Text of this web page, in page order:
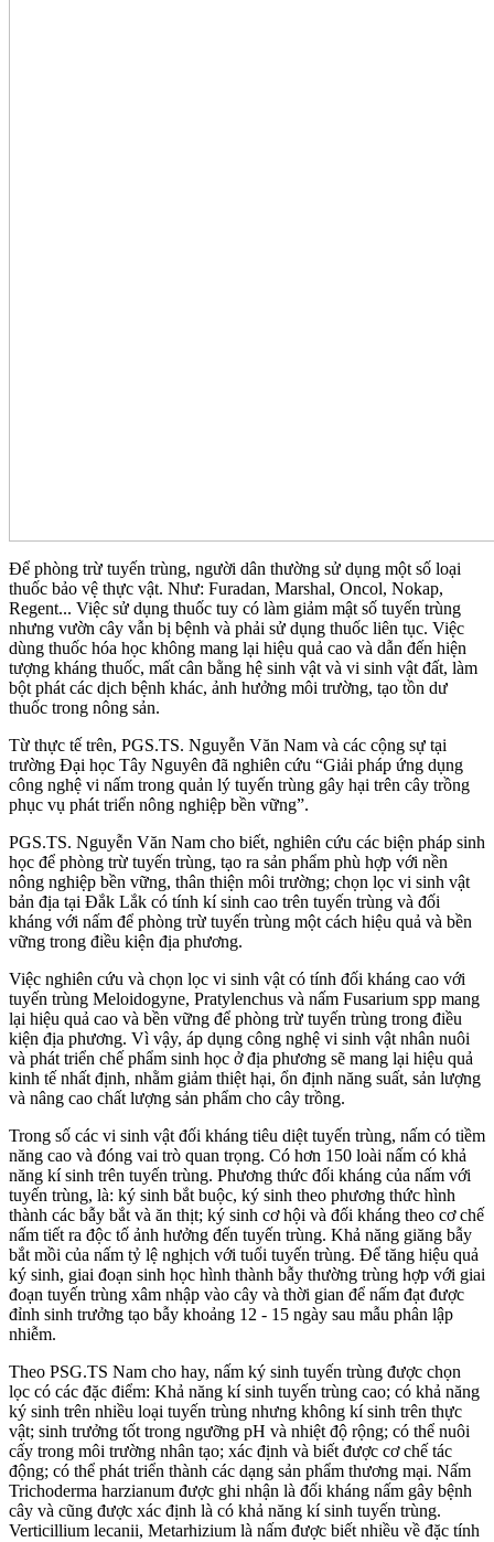
Để phòng trừ tuyến trùng, người dân thường sử dụng một số loại
thuốc bảo vệ thực vật. Như: Furadan, Marshal, Oncol, Nokap,
Regent... Việc sử dụng thuốc tuy có làm giảm mật số tuyến trùng
nhưng vườn cây vẫn bị bệnh và phải sử dụng thuốc liên tục. Việc
dùng thuốc hóa học không mang lại hiệu quả cao và dẫn đến hiện
tượng kháng thuốc, mất cân bằng hệ sinh vật và vi sinh vật đất, làm
bột phát các dịch bệnh khác, ảnh hưởng môi trường, tạo tồn dư
thuốc trong nông sản.
Từ thực tế trên, PGS.TS. Nguyễn Văn Nam và các cộng sự tại
trường Đại học Tây Nguyên đã nghiên cứu “Giải pháp ứng dụng
công nghệ vi nấm trong quản lý tuyến trùng gây hại trên cây trồng
phục vụ phát triển nông nghiệp bền vững”.
PGS.TS. Nguyễn Văn Nam cho biết, nghiên cứu các biện pháp sinh
học để phòng trừ tuyến trùng, tạo ra sản phẩm phù hợp với nền
nông nghiệp bền vững, thân thiện môi trường; chọn lọc vi sinh vật
bản địa tại Đắk Lắk có tính kí sinh cao trên tuyến trùng và đối
kháng với nấm để phòng trừ tuyến trùng một cách hiệu quả và bền
vững trong điều kiện địa phương.
Việc nghiên cứu và chọn lọc vi sinh vật có tính đối kháng cao với
tuyến trùng Meloidogyne, Pratylenchus và nấm Fusarium spp mang
lại hiệu quả cao và bền vững để phòng trừ tuyến trùng trong điều
kiện địa phương. Vì vậy, áp dụng công nghệ vi sinh vật nhân nuôi
và phát triển chế phẩm sinh học ở địa phương sẽ mang lại hiệu quả
kinh tế nhất định, nhằm giảm thiệt hại, ổn định năng suất, sản lượng
và nâng cao chất lượng sản phẩm cho cây trồng.
Trong số các vi sinh vật đối kháng tiêu diệt tuyến trùng, nấm có tiềm
năng cao và đóng vai trò quan trọng. Có hơn 150 loài nấm có khả
năng kí sinh trên tuyến trùng. Phương thức đối kháng của nấm với
tuyến trùng, là: ký sinh bắt buộc, ký sinh theo phương thức hình
thành các bẫy bắt và ăn thịt; ký sinh cơ hội và đối kháng theo cơ chế
nấm tiết ra độc tố ảnh hưởng đến tuyến trùng. Khả năng giăng bẫy
bắt mồi của nấm tỷ lệ nghịch với tuổi tuyến trùng. Để tăng hiệu quả
ký sinh, giai đoạn sinh học hình thành bẫy thường trùng hợp với giai
đoạn tuyến trùng xâm nhập vào cây và thời gian để nấm đạt được
đỉnh sinh trưởng tạo bẫy khoảng 12 - 15 ngày sau mẫu phân lập
nhiễm.
Theo PSG.TS Nam cho hay, nấm ký sinh tuyến trùng được chọn
lọc có các đặc điểm: Khả năng kí sinh tuyến trùng cao; có khả năng
ký sinh trên nhiều loại tuyến trùng nhưng không kí sinh trên thực
vật; sinh trưởng tốt trong ngưỡng pH và nhiệt độ rộng; có thể nuôi
cấy trong môi trường nhân tạo; xác định và biết được cơ chế tác
động; có thể phát triển thành các dạng sản phẩm thương mại. Nấm
Trichoderma harzianum được ghi nhận là đối kháng nấm gây bệnh
cây và cũng được xác định là có khả năng kí sinh tuyến trùng.
Verticillium lecanii, Metarhizium là nấm được biết nhiều về đặc tính